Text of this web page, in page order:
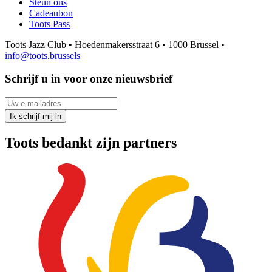
Cadeaubon
Toots Pass
Toots Jazz Club • Hoedenmakersstraat 6 • 1000 Brussel •
info@toots.brussels
Schrijf u in voor onze nieuwsbrief
Uw e-mailadres
Ik schrijf mij in
Toots bedankt zijn partners